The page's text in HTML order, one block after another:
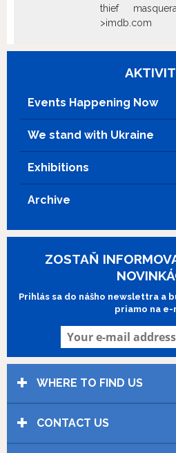
thief
>imdb.com
Events Happening Now
We stand with Ukraine
Exhibitions
Archive
ZOSTAŇ
Prihlás sa do nášho newslettra a
priamo na e-
WHERE TO FIND US
CONTACT US